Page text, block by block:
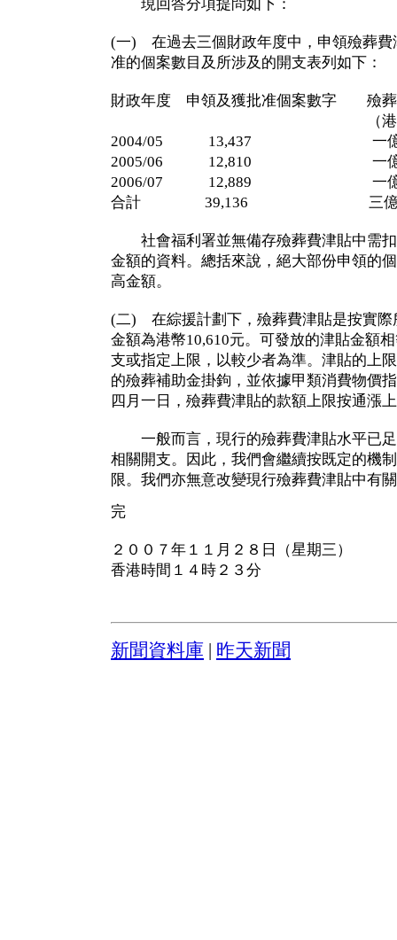
現回答分項提問如下：
(一) 在過去三個財政年度中，申領殮葬費
准的個案數目及所涉及的開支表列如下：
財政年度 申領及獲批准個案數字 殮葬
（港元
2004/05 13,437 一億三
2005/06 12,810 一億三
2006/07 12,889 一億三
合計 39,136 三億九千
社會福利署並無備存殮葬費津貼中需扣
金額的資料。總括來說，絕大部份申領的
高金額。
(二) 在綜援計劃下，殮葬費津貼是按實際
金額為港幣10,610元。可發放的津貼金額
支或指定上限，以較少者為準。津貼的上
的殮葬補助金掛鉤，並依據甲類消費物價
四月一日，殮葬費津貼的款額上限按通漲
一般而言，現行的殮葬費津貼水平已足
相關開支。因此，我們會繼續按既定的機
限。我們亦無意改變現行殮葬費津貼中有
完
２００７年１１月２８日（星期三）
香港時間１４時２３分
新聞資料庫 昨天新聞